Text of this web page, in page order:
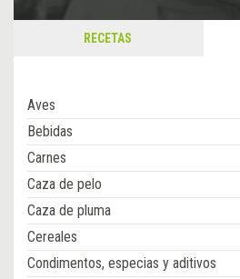
RECETAS
Aves
Bebidas
Carnes
Caza de pelo
Caza de pluma
Cereales
Condimentos, especias y aditivos